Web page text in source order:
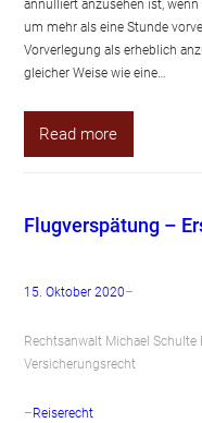
annulliert anzusehen ist,
um mehr als eine Stunde
Vorverlegung als erheblich
gleicher Weise wie eine…
Read more
Flugverspätung –
15. Oktober 2020–
Rechtsanwalt Michael Schulte
Versicherungsrecht
–Reiserecht